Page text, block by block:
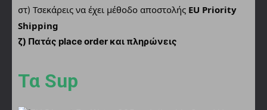
στ) Τσεκάρεις να έχει μέθοδο αποστολής EU Priority
Shipping
ζ) Πατάς place order και πληρώνεις
Τα Sup